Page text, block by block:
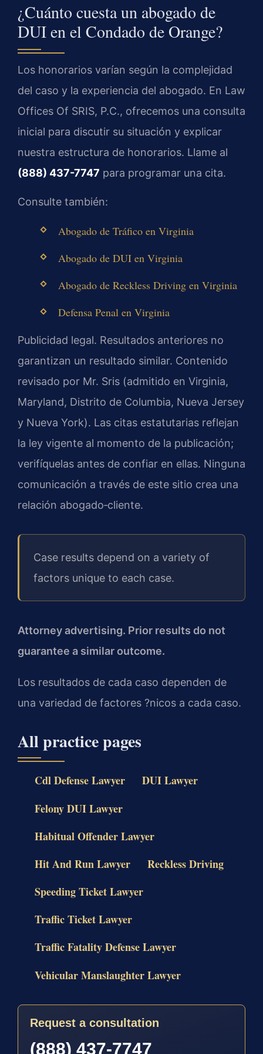
¿Cuánto cuesta un abogado de
DUI en el Condado de Orange?
Los honorarios varían según la complejidad
del caso y la experiencia del abogado. En Law
Offices Of SRIS, P.C., ofrecemos una consulta
inicial para discutir su situación y explicar
nuestra estructura de honorarios. Llame al
(888) 437-7747 para programar una cita.
Consulte también:
Abogado de Tráfico en Virginia
Abogado de DUI en Virginia
Abogado de Reckless Driving en Virginia
Defensa Penal en Virginia
Publicidad legal. Resultados anteriores no
garantizan un resultado similar. Contenido
revisado por Mr. Sris (admitido en Virginia,
Maryland, Distrito de Columbia, Nueva Jersey
y Nueva York). Las citas estatutarias reflejan
la ley vigente al momento de la publicación;
verifíquelas antes de confiar en ellas. Ninguna
comunicación a través de este sitio crea una
relación abogado‑cliente.
Case results depend on a variety of
factors unique to each case.
Attorney advertising. Prior results do not
guarantee a similar outcome.
Los resultados de cada caso dependen de
una variedad de factores ?nicos a cada caso.
All practice pages
Cdl Defense Lawyer
DUI Lawyer
Felony DUI Lawyer
Habitual Offender Lawyer
Hit And Run Lawyer
Reckless Driving
Speeding Ticket Lawyer
Traffic Ticket Lawyer
Traffic Fatality Defense Lawyer
Vehicular Manslaughter Lawyer
Request a consultation
(888) 437-7747